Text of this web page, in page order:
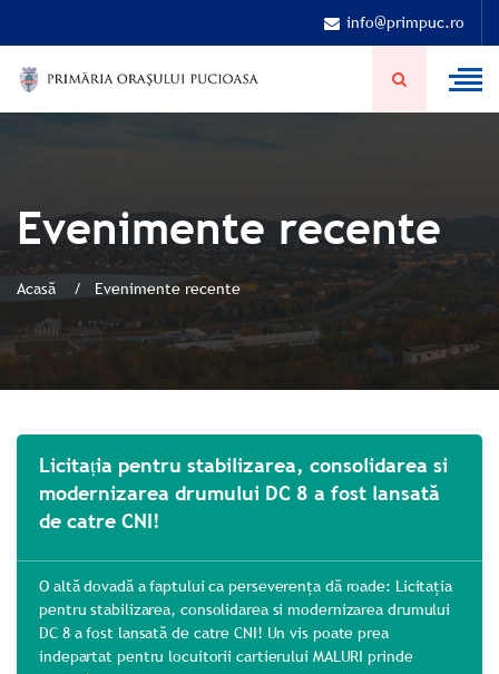
info@primpuc.ro
Evenimente recente
Acasă Evenimente recente
Licitația pentru stabilizarea, consolidarea si
modernizarea drumului DC 8 a fost lansată
de catre CNI!
O altă dovadă a faptului ca perseverența dă roade: Licitația
pentru stabilizarea, consolidarea si modernizarea drumului
DC 8 a fost lansată de catre CNI! Un vis poate prea
indepartat pentru locuitorii cartierului MALURI prinde